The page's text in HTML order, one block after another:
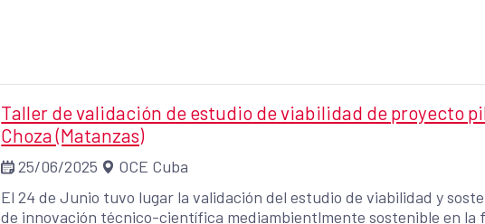
Taller de validación de estudio de viabilidad de proyecto
Choza (Matanzas)
25/06/2025
OCE Cuba
El 24 de Junio tuvo lugar la validación del estudio de viabilidad y
de innovación técnico-científica mediambientlmente sostenible en la